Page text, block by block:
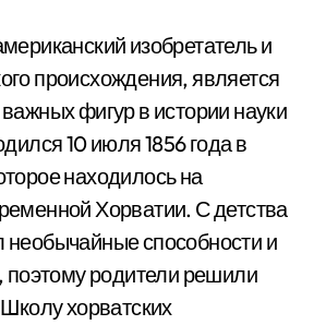
изобретатель и
происхождения, является
фигур в истории науки
10 июля 1856 года в
находилось на
Хорватии. С детства
необычайные способности и
поэтому родители решили
хорватских